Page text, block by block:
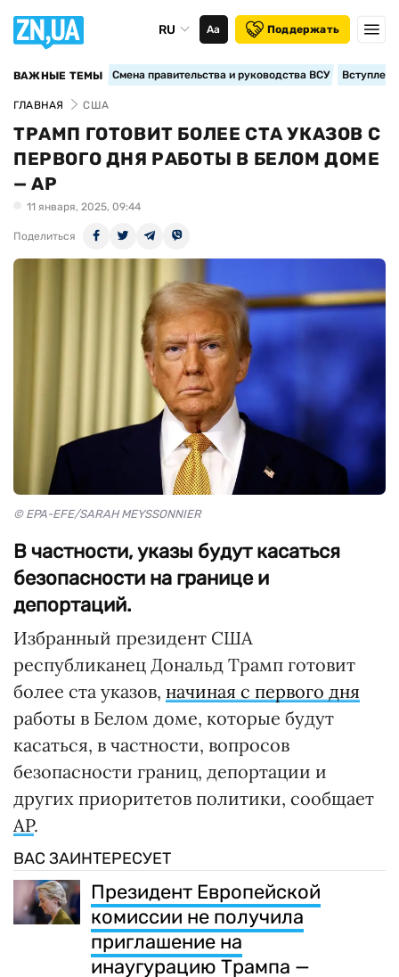
RU Аа Поддержать
ВАЖНЫЕ ТЕМЫ Смена правительства и руководства ВСУ
ГЛАВНАЯ США
ТРАМП ГОТОВИТ БОЛЕЕ СТА УКАЗОВ С
ПЕРВОГО ДНЯ РАБОТЫ В БЕЛОМ ДОМЕ
— AP
11 января, 2025, 09:44
Поделиться
© EPA-EFE/SARAH MEYSSONNIER
В частности, указы будут касаться
безопасности на границе и
депортаций.
Избранный президент США
республиканец Дональд Трамп готовит
более ста указов, начиная с первого дня
работы в Белом доме, которые будут
касаться, в частности, вопросов
безопасности границ, депортации и
других приоритетов политики, сообщает
AP.
ВАС ЗАИНТЕРЕСУЕТ
Президент Европейской
комиссии не получила
приглашение на
инаугурацию Трампа —